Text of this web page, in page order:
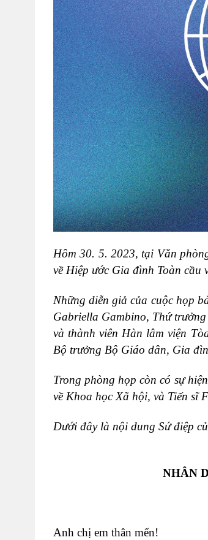
Hôm 30. 5. 2023, tại Văn
về Hiệp ước Gia đình Toàn
Những diễn giả của cuộc họp
Gabriella Gambino, Thứ
và thành viên Hàn lâm viện
Bộ trưởng Bộ Giáo dân, Gia
Trong phòng họp còn có sự
về Khoa học Xã hội, và Tiến sĩ
Dưới đây là nội dung Sứ điệp
NHÂN
Anh chị em thân mến!